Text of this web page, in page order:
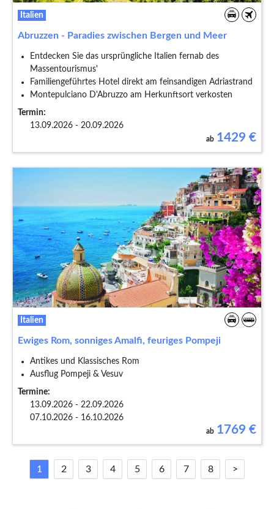
Italien
Abruzzen - Paradies zwischen Bergen und Meer
Entdecken Sie das ursprüngliche Italien fernab des
Massentourismus'
Familiengeführtes Hotel direkt am feinsandigen Adriastrand
Montepulciano D'Abruzzo am Herkunftsort verkosten
Termin:
13.09.2026 - 20.09.2026
ab 1429 €
Italien
Ewiges Rom, sonniges Amalfi, feuriges Pompeji
Antikes und Klassisches Rom
Ausflug Pompeji & Vesuv
Termine:
13.09.2026 - 22.09.2026
07.10.2026 - 16.10.2026
ab 1769 €
1 2 3 4 5 6 7 8 >